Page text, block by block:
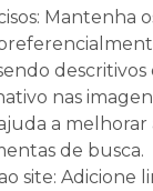
Mantenha
descritivos
nas
a melhorar
de busca.
site: Adicione